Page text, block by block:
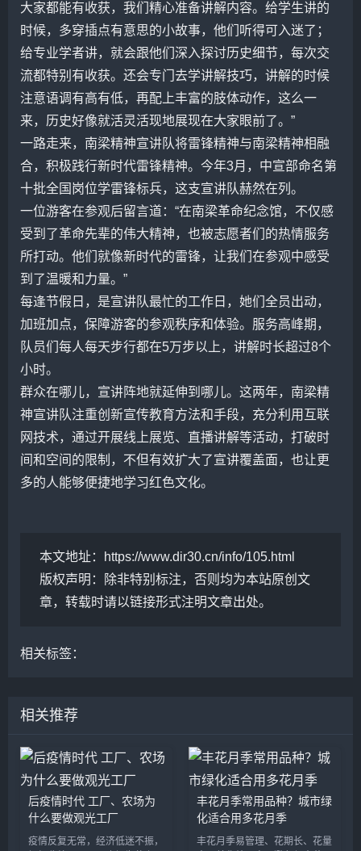
大家都能有收获，我们精心准备讲解内容。给学生讲的
时候，多穿插点有意思的小故事，他们听得可入迷了；
给专业学者讲，就会跟他们深入探讨历史细节，每次交
流都特别有收获。还会专门去学讲解技巧，讲解的时候
注意语调有高有低，再配上丰富的肢体动作，这么一
来，历史好像就活灵活现地展现在大家眼前了。”
一路走来，南梁精神宣讲队将雷锋精神与南梁精神相融
合，积极践行新时代雷锋精神。今年3月，中宣部命名第
十批全国岗位学雷锋标兵，这支宣讲队赫然在列。
一位游客在参观后留言道：“在南梁革命纪念馆，不仅感
受到了革命先辈的伟大精神，也被志愿者们的热情服务
所打动。他们就像新时代的雷锋，让我们在参观中感受
到了温暖和力量。”
每逢节假日，是宣讲队最忙的工作日，她们全员出动，
加班加点，保障游客的参观秩序和体验。服务高峰期，
队员们每人每天步行都在5万步以上，讲解时长超过8个
小时。
群众在哪儿，宣讲阵地就延伸到哪儿。这两年，南梁精
神宣讲队注重创新宣传教育方法和手段，充分利用互联
网技术，通过开展线上展览、直播讲解等活动，打破时
间和空间的限制，不但有效扩大了宣讲覆盖面，也让更
多的人能够便捷地学习红色文化。
本文地址：
https://www.dir30.cn/info/105.html
版权声明：
除非特别标注，否则均为本站原创文
章，转载时请以链接形式注明文章出处。
相关标签：
相关推荐
后疫情时代 工厂、农场为
什么要做观光工厂
疫情反复无常，经济低迷不振，
丰花月季常用品种？城市绿
化适合用多花月季
丰花月季易管理、花期长、花量